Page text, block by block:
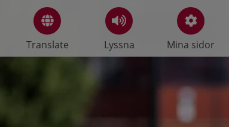
Translate Lyssna Mina sidor